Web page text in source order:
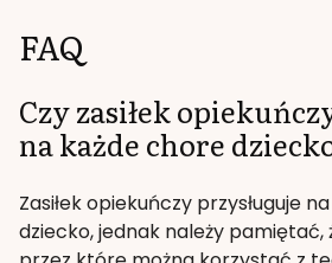
FAQ
Czy zasiłek
na każde chore
Zasiłek opiekuńczy przysługuje
dziecko, jednak należy pamiętać,